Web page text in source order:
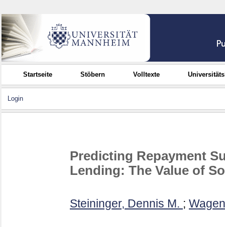
Startseite Stöbern Volltexte
Login
Predicting Repayment
Lending: The Value of
Steininger, Dennis M. ;